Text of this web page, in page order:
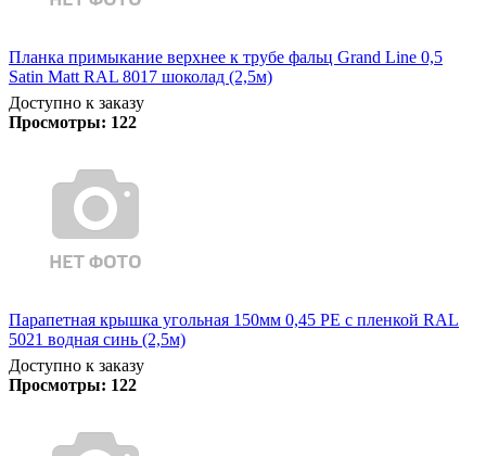
Планка примыкание верхнее к трубе фальц Grand Line 0,5
Satin Matt RAL 8017 шоколад (2,5м)
Доступно к заказу
Просмотры: 122
Парапетная крышка угольная 150мм 0,45 PE с пленкой RAL
5021 водная синь (2,5м)
Доступно к заказу
Просмотры: 122